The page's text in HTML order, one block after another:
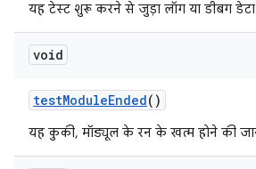
यह टेस्ट शुरू करने से जुड़ा लॉग या डीबग
void
testModuleEnded()
यह कुकी, मॉड्यूल के रन के खत्म होने की